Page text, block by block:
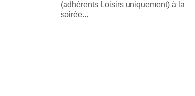
(adhérents Loisirs uniquement) à la
soirée...